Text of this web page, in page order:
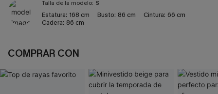
Talla de la modelo: S
Estatura: 168 cm Busto: 86 cm Cintura: 66 cm
Cadera: 86 cm
COMPRAR CON